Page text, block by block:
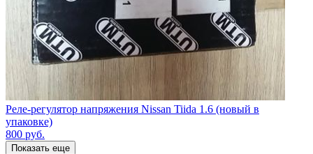
Реле-регулятор напряжения Nissan Tiida 1.6 (новый в
упаковке)
800 руб.
Показать еще